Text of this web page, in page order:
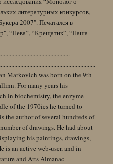
литературных конкурсов,
2007". Печатался в
“Нева”, “Крещатик”, “Наша
Markovich was born on the 9th
For many years his
in biochemistry, the enzyme
of the 1970ies he turned to
the author of several hundreds of
of drawings. He had about
his paintings, drawings,
is an active web-user, and in
and Arts Almanac